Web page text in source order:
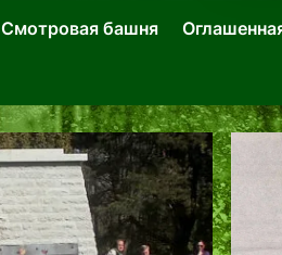
Смотровая башня